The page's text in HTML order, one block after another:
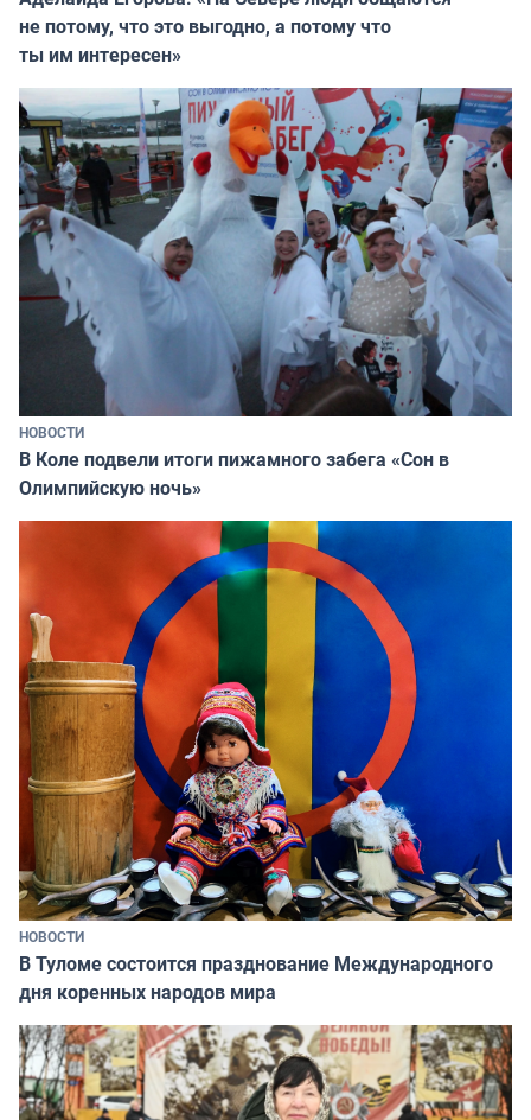
не потому, что это выгодно, а потому что
ты им интересен»
НОВОСТИ
В Коле подвели итоги пижамного забега «Сон в
Олимпийскую ночь»
НОВОСТИ
В Туломе состоится празднование Международного
дня коренных народов мира